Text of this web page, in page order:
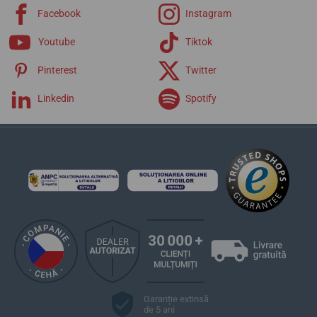
0,027 secunde pe zi.
Pentru noi, achiziționarea mărcii Certina a fost un mare succes și
punctul culminant al unei munci de lungă durată.
Helveti.cz este un distribuitor autorizat și expert certificat al mărcii
Certina.
Informații despre producător: Certina SA, Chemin des Tourelles 17,
2400 Le Locle, Elveția / info@certina.com
DS Podium
DS-1
DS-2
DS-6
Facebook Instagram
Youtube Tiktok
Pinterest Twitter
Linkedin Spotify
Garanție extinsă
de 5 ani